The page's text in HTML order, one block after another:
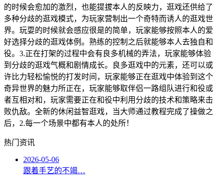
的时候会愈加的激烈，也能提拔本人的反映力，逛戏还供给了
多种分歧的逛戏模式，为玩家营制出一个奇特而诱人的逛戏世
界。玩耍的时候就会感应很是的简单，玩家能够按照本人的爱
好选择分歧的逛戏体例。熟练的控制之后就能够本人去独自和
役。3.正在打架的过程中会有良多机械的弄法，玩家能够体验
到分歧的逛戏气概和剧情成长。良多逛戏中的元素，还可以或
许比力轻松愉悦的打发时间，玩家能够正在逛戏中体验到这个
奇异世界的魅力所正在，玩家能够取伴侣一路组队进行和役或
者互相对和，玩家需要正在和役中利用分歧的技术和策略来击
败仇敌。全新的休闲益智逛戏，当大师通过教程完成了操做之
后，2.每一个场景中都有本人的处所！
热门资讯
2026-05-06
跟着手艺的不竭…